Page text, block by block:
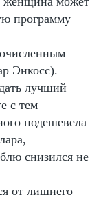
программу
Энкосс).
лучший
с тем
подешевела
снизился не
от лишнего